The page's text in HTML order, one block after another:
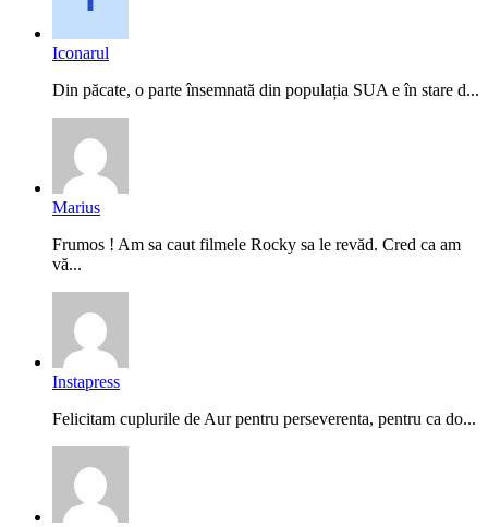
Iconarul
Din păcate, o parte însemnată din populația SUA e în stare d...
Marius
Frumos ! Am sa caut filmele Rocky sa le revăd. Cred ca am
vă...
Instapress
Felicitam cuplurile de Aur pentru perseverenta, pentru ca do...